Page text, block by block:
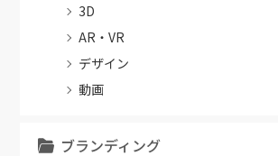
3D
AR・VR
デザイン
動画
ブランディング